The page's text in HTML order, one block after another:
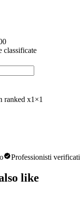
classificate
ranked x1 ×1
Professionisti verificati
like